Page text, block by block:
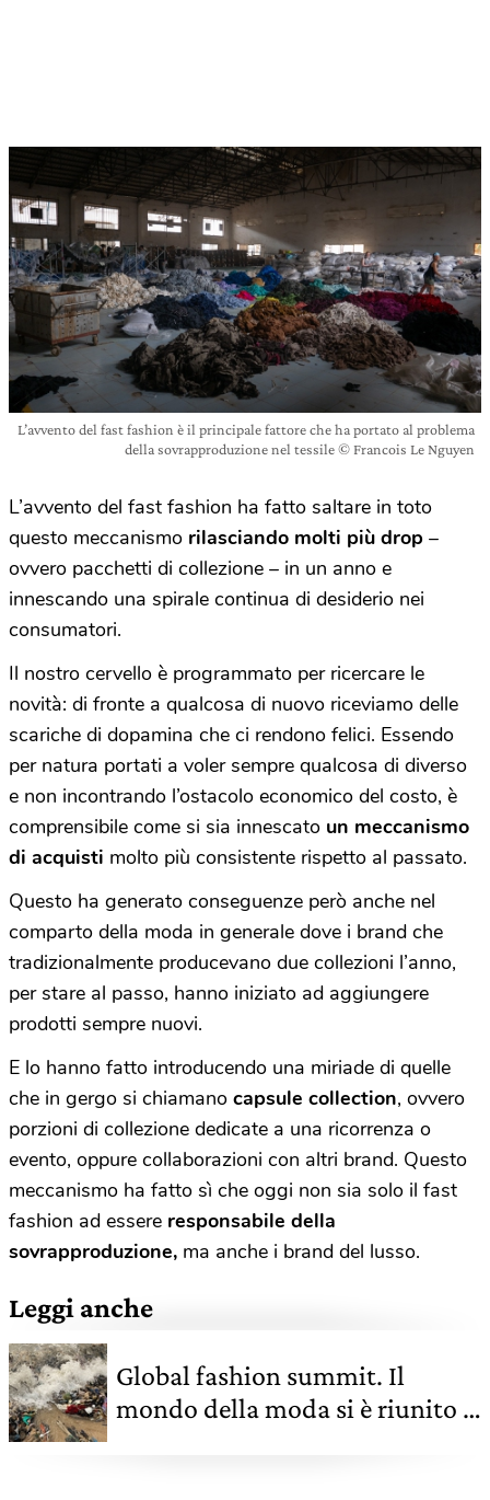
L’avvento del fast fashion è il principale fattore che ha portato al problema
della sovrapproduzione nel tessile © Francois Le Nguyen
L’avvento del fast fashion ha fatto saltare in toto
questo meccanismo rilasciando molti più drop –
ovvero pacchetti di collezione – in un anno e
innescando una spirale continua di desiderio nei
consumatori.
Il nostro cervello è programmato per ricercare le
novità: di fronte a qualcosa di nuovo riceviamo delle
scariche di dopamina che ci rendono felici. Essendo
per natura portati a voler sempre qualcosa di diverso
e non incontrando l’ostacolo economico del costo, è
comprensibile come si sia innescato un meccanismo
di acquisti molto più consistente rispetto al passato.
Questo ha generato conseguenze però anche nel
comparto della moda in generale dove i brand che
tradizionalmente producevano due collezioni l’anno,
per stare al passo, hanno iniziato ad aggiungere
prodotti sempre nuovi.
E lo hanno fatto introducendo una miriade di quelle
che in gergo si chiamano capsule collection, ovvero
porzioni di collezione dedicate a una ricorrenza o
evento, oppure collaborazioni con altri brand. Questo
meccanismo ha fatto sì che oggi non sia solo il fast
fashion ad essere responsabile della
sovrapproduzione, ma anche i brand del lusso.
Leggi anche
Global fashion summit. Il
mondo della moda si è riunito a